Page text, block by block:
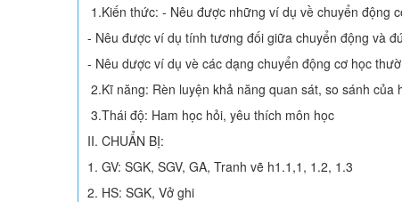
1.Kiến thức: - Nêu được những ví dụ về chuyển động
- Nêu được ví dụ tính tương đối giữa chuyển động và
- Nêu dược ví dụ vè các dạng chuyển động cơ học
2.Kĩ năng: Rèn luyện khả năng quan sát, so sánh của
3.Thái độ: Ham học hỏi, yêu thích môn học
II. CHUẨN BỊ:
1. GV: SGK, SGV, GA, Tranh vẽ h1.1,1, 1.2, 1.3
2. HS: SGK, Vở ghi